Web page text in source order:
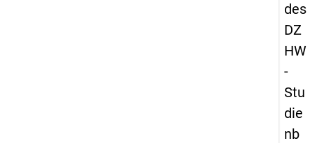
des
DZ
HW
-
Stu
die
nb